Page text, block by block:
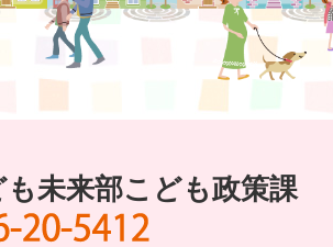
未来部こども政策課
「ほっと」